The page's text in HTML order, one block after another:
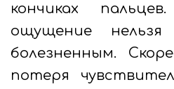
кончиках
ощущение
болезненным.
потеря